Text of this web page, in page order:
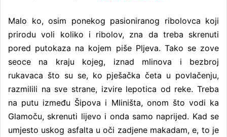
l
Malo ko, osim ponekog pasioniranog ribolovca koji
prirodu voli koliko i ribolov, zna da treba skrenuti
pored putokaza na kojem piše Pljeva. Tako se zove
seoce na kraju kojeg, iznad mlinova i bezbroj
rukavaca što su se, ko pješačka četa u povlačenju,
razmilili na sve strane, izvire lepotica od reke. Treba
na putu između Šipova i Mliništa, onom što vodi ka
Glamoču, skrenuti lijevo i onda samo naprijed. Kad se
umjesto uskog asfalta u oči zadjene makadam, e, to je